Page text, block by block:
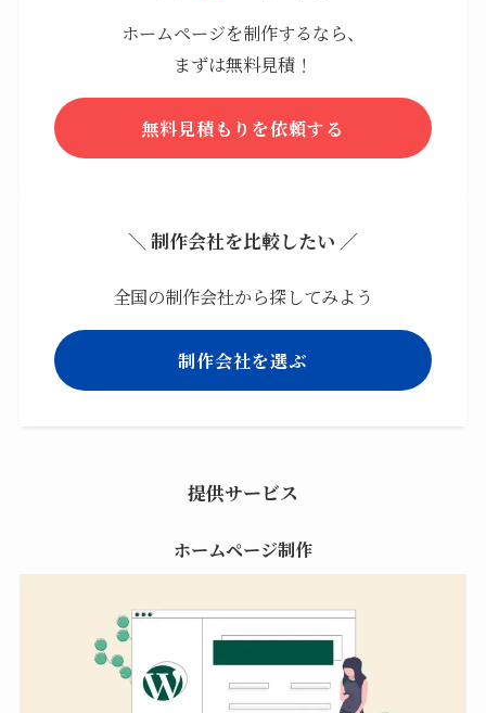
ホームページを制作するなら、
まずは無料見積！
無料見積もりを依頼する
＼ 制作会社を比較したい ／
全国の制作会社から探してみよう
制作会社を選ぶ
提供サービス
ホームページ制作